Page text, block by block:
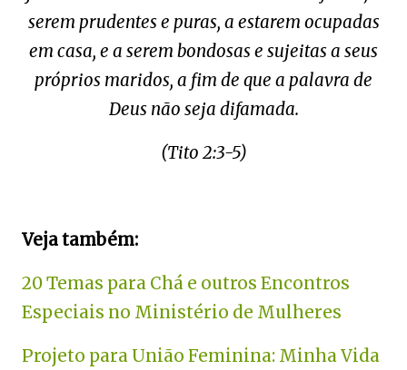
serem prudentes e puras, a estarem ocupadas
em casa, e a serem bondosas e sujeitas a seus
próprios maridos, a fim de que a palavra de
Deus não seja difamada.
(Tito 2:3-5)
Veja também:
20 Temas para Chá e outros Encontros
Especiais no Ministério de Mulheres
Projeto para União Feminina: Minha Vida